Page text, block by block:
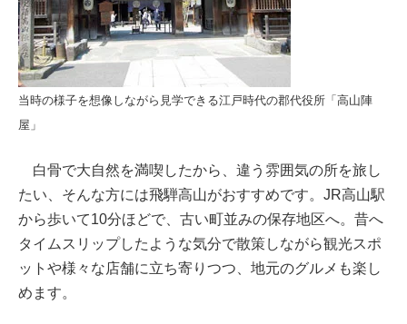
当時の様子を想像しながら見学できる江戸時代の郡代役所「高山陣
屋」
白骨で大自然を満喫したから、違う雰囲気の所を旅し
たい、そんな方には飛騨高山がおすすめです。JR高山駅
から歩いて10分ほどで、古い町並みの保存地区へ。昔へ
タイムスリップしたような気分で散策しながら観光スポ
ットや様々な店舗に立ち寄りつつ、地元のグルメも楽し
めます。